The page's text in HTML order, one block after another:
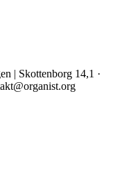
| Skottenborg 14,1 ·